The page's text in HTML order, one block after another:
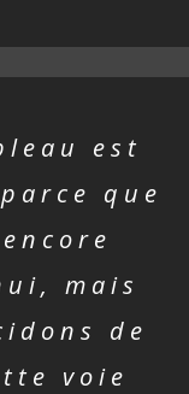
est
que
mais
de
voie